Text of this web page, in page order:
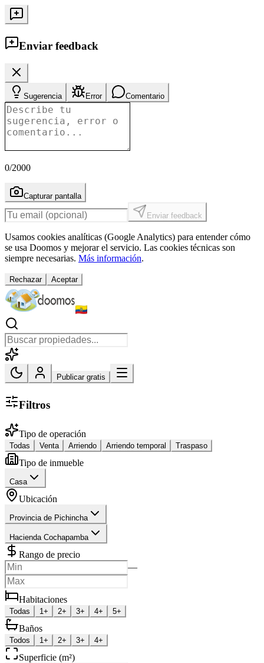
Enviar feedback
Sugerencia Error Comentario
0/2000
Capturar pantalla
Enviar feedback
Usamos cookies analíticas (Google Analytics) para entender cómo
se usa Doomos y mejorar el servicio. Las cookies técnicas son
siempre necesarias. Más información.
Rechazar Aceptar
Publicar gratis
Filtros
Tipo de operación
Todas Venta Arriendo Arriendo temporal Traspaso
Tipo de inmueble
Casa
Ubicación
Provincia de Pichincha
Hacienda Cochapamba
Rango de precio
—
Habitaciones
Todas 1+ 2+ 3+ 4+ 5+
Baños
Todos 1+ 2+ 3+ 4+
Superficie (m²)